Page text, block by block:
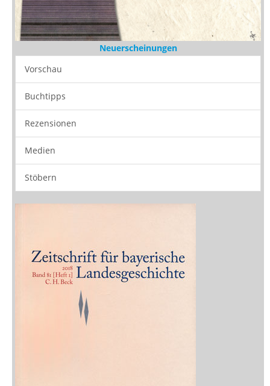
Neuerscheinungen
Vorschau
Buchtipps
Rezensionen
Medien
Stöbern